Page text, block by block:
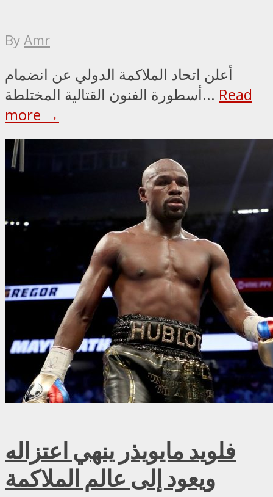
ByAmr
أعلن اتحاد الملاكمة الدولي عن انضمام
أسطورة الفنون القتالية المختلطة... Read
more →
فلويد مايويذر ينهي اعتزاله
ويعود إلى عالم الملاكمة